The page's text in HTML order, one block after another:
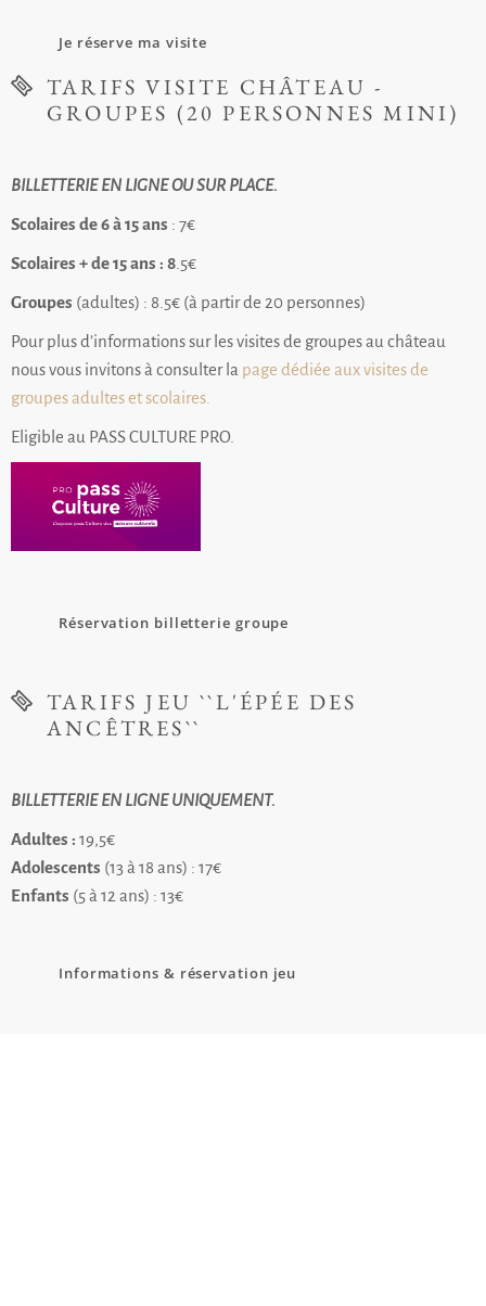
Je réserve ma visite
TARIFS VISITE CHÂTEAU -
GROUPES (20 PERSONNES MINI)
BILLETTERIE EN LIGNE OU SUR PLACE.
Scolaires de 6 à 15 ans : 7€
Scolaires + de 15 ans : 8 .5€
Groupes (adultes) : 8.5€ (à partir de 20 personnes)
Pour plus d’informations sur les visites de groupes au château
nous vous invitons à consulter la page dédiée aux visites de
groupes adultes et scolaires
Eligible au PASS CULTURE PRO.
Réservation billetterie groupe
TARIFS JEU ``L'ÉPÉE DES
ANCÊTRES``
BILLETTERIE EN LIGNE UNIQUEMENT.
Adultes : 19,5€
Adolescents (13 à 18 ans) : 17€
Enfants (5 à 12 ans) : 13€
Informations & réservation jeu